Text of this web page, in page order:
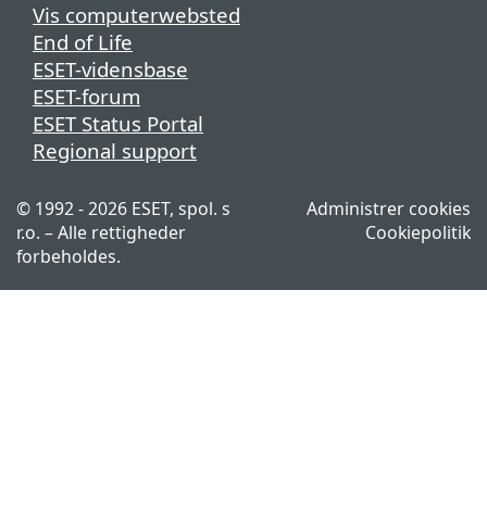
Vis computerwebsted
End of Life
ESET-vidensbase
ESET-forum
ESET Status Portal
Regional support
© 1992 - 2026 ESET, spol. s
r.o. – Alle rettigheder
forbeholdes.
Administrer cookies
Cookiepolitik